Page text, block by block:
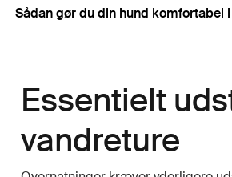
Sådan gør du din hund komfortabel
Essentielt
vandreture